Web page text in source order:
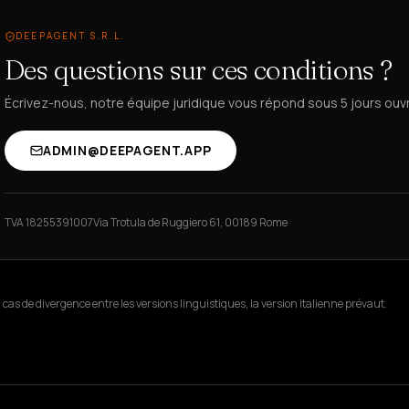
DEEPAGENT S.R.L.
Des questions sur ces conditions ?
Écrivez-nous, notre équipe juridique vous répond sous 5 jours
ADMIN@DEEPAGENT.APP
TVA 18255391007Via Trotula de Ruggiero 61, 00189 Rome
cas de divergence entre les versions linguistiques, la version italienne prévaut.